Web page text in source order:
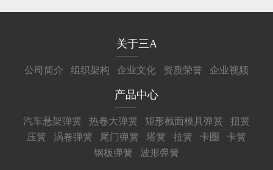
关于三A
公司简介 组织架构 企业文化 资质荣誉 企业视频
产品中心
汽车悬架弹簧 热卷大弹簧 矩形截面模具弹簧
扭簧
压簧
涡卷弹簧 尾门弹簧 塔簧 拉簧 卡圈
卡簧
钢板弹簧
波形弹簧